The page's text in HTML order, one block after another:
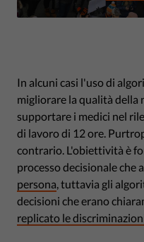
In alcuni casi l'uso di
migliorare la qualità della
supportare i medici nel
di lavoro di 12 ore.
contrario. L'obiettività è
processo decisionale che
persona , tuttavia gli
decisioni che erano
replicato le